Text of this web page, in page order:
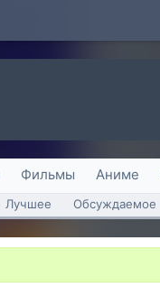
Фильмы Аниме
Лучшее Обсуждаемое